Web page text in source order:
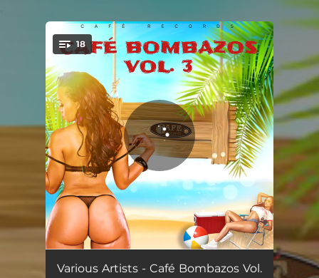
You're all set!
18
Boquita Salá 02:56
Various Artists - Café Bombazos Vol.